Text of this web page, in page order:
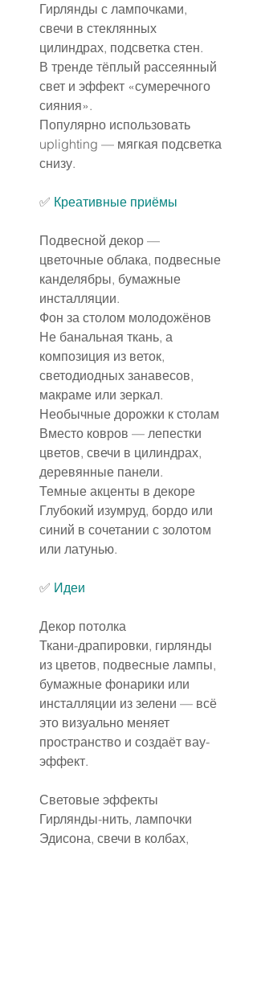
Гирлянды с лампочками,
свечи в стеклянных
цилиндрах, подсветка стен.
В тренде тёплый рассеянный
свет и эффект «сумеречного
сияния».
Популярно использовать
uplighting — мягкая подсветка
снизу.
✅ Креативные приёмы
Подвесной декор —
цветочные облака, подвесные
канделябры, бумажные
инсталляции.
Фон за столом молодожёнов
Не банальная ткань, а
композиция из веток,
светодиодных занавесов,
макраме или зеркал.
Необычные дорожки к столам
Вместо ковров — лепестки
цветов, свечи в цилиндрах,
деревянные панели.
Темные акценты в декоре
Глубокий изумруд, бордо или
синий в сочетании с золотом
или латунью.
✅ Идеи
Декор потолка
Ткани-драпировки, гирлянды
из цветов, подвесные лампы,
бумажные фонарики или
инсталляции из зелени — всё
это визуально меняет
пространство и создаёт вау-
эффект.
Световые эффекты
Гирлянды-нить, лампочки
Эдисона, свечи в колбах,